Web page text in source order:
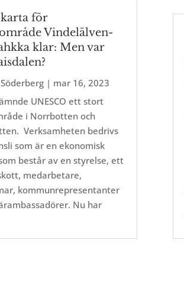
för
Vindelälven-
klar: Men var
| mar 16, 2023
UNESCO ett stort
i Norrbotten och
Verksamheten bedrivs
som är en ekonomisk
består av en styrelse, ett
medarbetare,
kommunrepresentanter
Nu har